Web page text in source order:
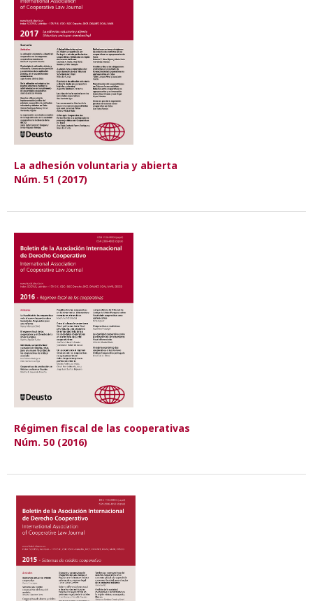
La adhesión voluntaria y abierta
Núm. 51 (2017)
Régimen fiscal de las cooperativas
Núm. 50 (2016)